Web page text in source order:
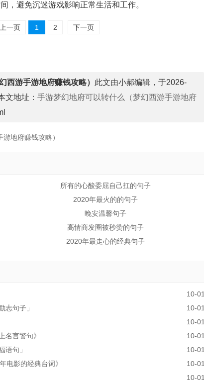
，避免沉迷游戏影响正常生活和工作。
上一页 1 2 下一页
西游手游地府赚钱攻略） 此文由小郝编辑，于2026-
文地址： 手游梦幻地府可以转什么（梦幻西游手游地府
地府赚钱攻略）
所有的心酸委屈自己扛的句子
2020年最火的的句子
晚安温馨句子
高情商发圈被秒赞的句子
2020年最走心的经典句子
10-01
志句子」
10-01
10-01
名言警句》
10-01
语句」
10-01
电影的经典台词》
10-01
10-01